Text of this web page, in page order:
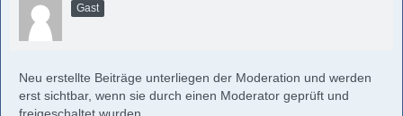
Gast
Neu erstellte Beiträge unterliegen der Moderation und werden
erst sichtbar, wenn sie durch einen Moderator geprüft und